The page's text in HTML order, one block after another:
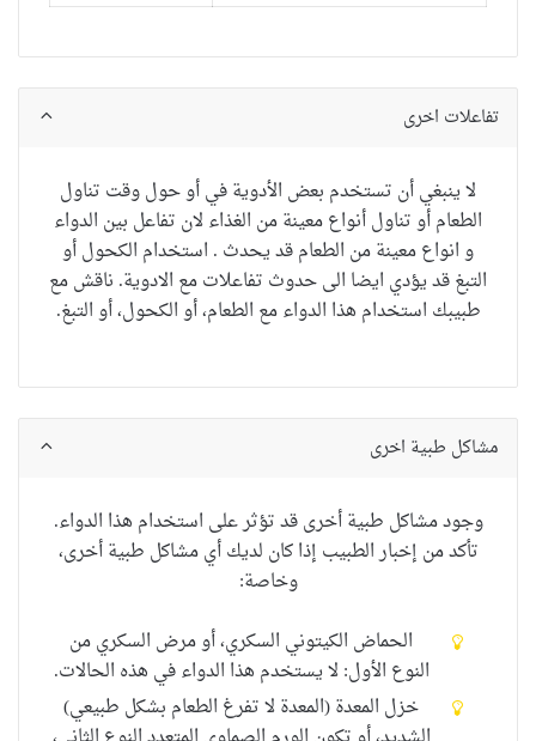
تفاعلات اخرى
لا ينبغي أن تستخدم بعض الأدوية في أو حول وقت تناول
الطعام أو تناول أنواع معينة من الغذاء لان تفاعل بين الدواء
و انواع معينة من الطعام قد يحدث . استخدام الكحول أو
التبغ قد يؤدي ايضا الى حدوث تفاعلات مع الادوية. ناقش مع
طبيبك استخدام هذا الدواء مع الطعام، أوالكحول،أوالتبغ.
مشاكل طبية اخرى
وجودمشاكل طبية أخرىقدتؤثر على استخدام هذا الدواء.
تأكد من إخبار الطبيب إذا كان لديكأيمشاكل طبية أخرى،
وخاصة:
الحماض الكيتوني السكري، أو مرض السكري من
النوع الأول: لا يستخدم هذا الدواء في هذه الحالات.
خزل المعدة (المعدة لا تفرغ الطعام بشكل طبيعي)